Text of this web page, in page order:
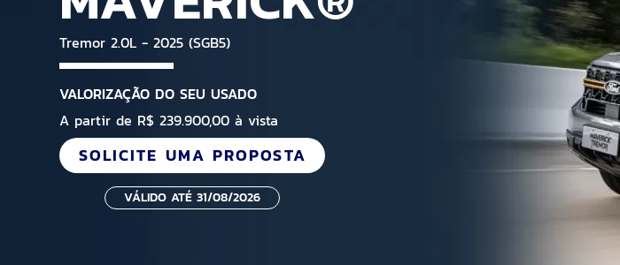
Tremor 2.0L - 2025 (SGB5)
VALORIZAÇÃO DO SEU USADO
A partir de R$ 239.900,00 à vista
SOLICITE UMA PROPOSTA
VÁLIDO ATÉ 31/08/2026